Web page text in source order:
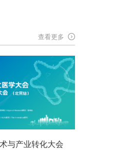
查看更多
与产业转化大会